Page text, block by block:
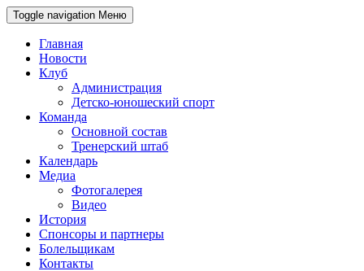
Toggle navigation Меню
Главная
Новости
Клуб
Администрация
Детско-юношеский спорт
Команда
Основной состав
Тренерский штаб
Календарь
Медиа
Фотогалерея
Видео
История
Спонсоры и партнеры
Болельщикам
Контакты